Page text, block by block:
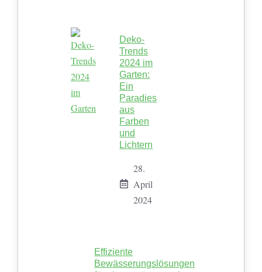
Deko-
Trends
2024 im
Garten:
Ein
Paradies
aus
Farben
und
Lichtern
28.
April
2024
Effiziente
Bewässerungslösungen